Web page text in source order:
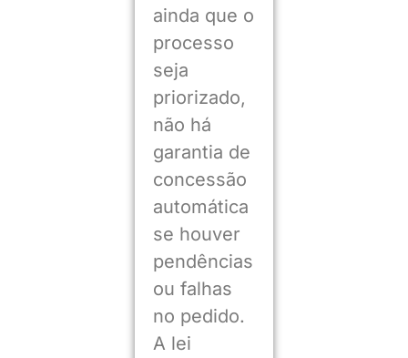
ainda que o
processo
seja
priorizado,
não há
garantia de
concessão
automática
se houver
pendências
ou falhas
no pedido.
A lei